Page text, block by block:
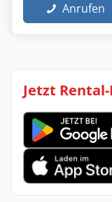
Anrufen
Jetzt